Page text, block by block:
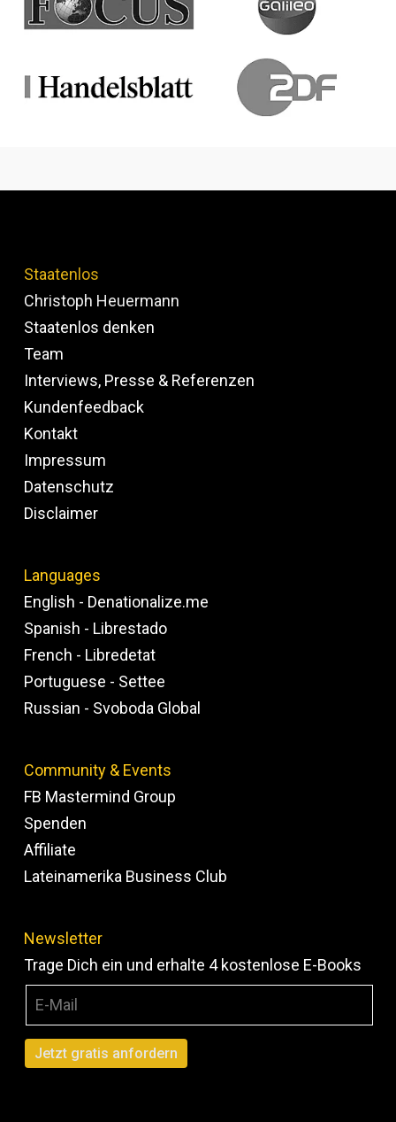
Staatenlos
Christoph Heuermann
Staatenlos denken
Team
Interviews, Presse & Referenzen
Kundenfeedback
Kontakt
Impressum
Datenschutz
Disclaimer
Languages
English - Denationalize.me
Spanish - Librestado
French - Libredetat
Portuguese - Settee
Russian - Svoboda Global
Community & Events
FB Mastermind Group
Spenden
Affiliate
Lateinamerika Business Club
Newsletter
Trage Dich ein und erhalte 4 kostenlose E-Books